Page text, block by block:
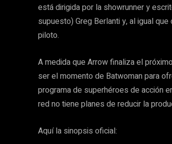
está dirigida por la showrunner y
supuesto) Greg Berlanti y, al igual
piloto.
A medida que Arrow finaliza el
ser el momento de Batwoman para
programa de superhéroes de acción
red no tiene planes de reducir la
Aquí la sinopsis oficial: